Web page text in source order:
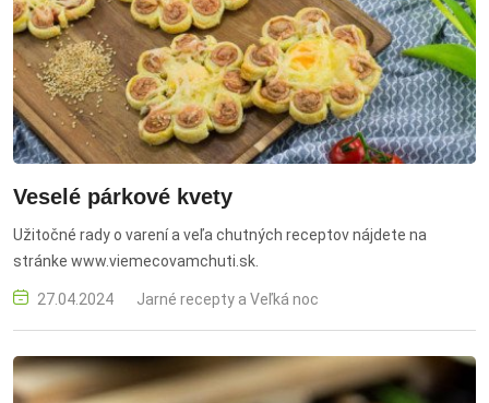
Veselé párkové kvety
Užitočné rady o varení a veľa chutných receptov nájdete na
stránke www.viemecovamchuti.sk.
27.04.2024 Jarné recepty a Veľká noc